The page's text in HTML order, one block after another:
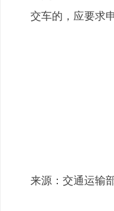
交车的，应要求
来源：交通运输